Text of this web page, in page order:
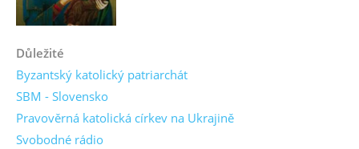
Důležité
Byzantský katolický patriarchát
SBM - Slovensko
Pravověrná katolická církev na Ukrajině
Svobodné rádio